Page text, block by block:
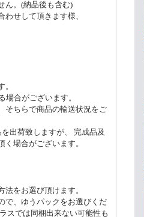
ん。(納品後も含む)
せして頂きます様、
。
場合がございます。
そちらで商品の輸送状況をご
出荷致しますが、 完成品及
場合がございます。
をお選び頂けます。
で、ゆうパックをお選びくだ
スでは同梱出来ない可能性も